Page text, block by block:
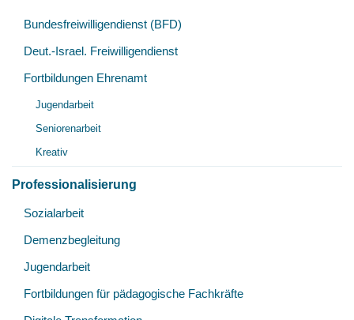
Bundesfreiwilligendienst (BFD)
Deut.-Israel. Freiwilligendienst
Fortbildungen Ehrenamt
Jugendarbeit
Seniorenarbeit
Kreativ
Professionalisierung
Sozialarbeit
Demenzbegleitung
Jugendarbeit
Fortbildungen für pädagogische Fachkräfte